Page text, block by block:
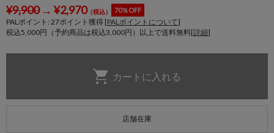
¥9,900→ ¥2,970（税込） 70％OFF
PALポイント: 27ポイント獲得 [PALポイントについて]
税込5,000円（予約商品は税込3,000円）以上で送料無料[詳細]
店舗在庫